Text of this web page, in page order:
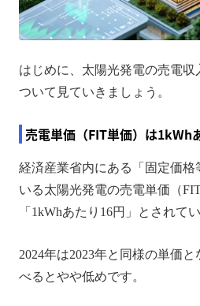
はじめに、太陽光発電の売電
ついて見ていきましょう。
売電単価（FIT単価）は1kWh
経済産業省内にある「固定価格
いる太陽光発電の売電単価（
「1kWhあたり16円」とされてい
2024年は2023年と同様の単価
べるとやや低めです。